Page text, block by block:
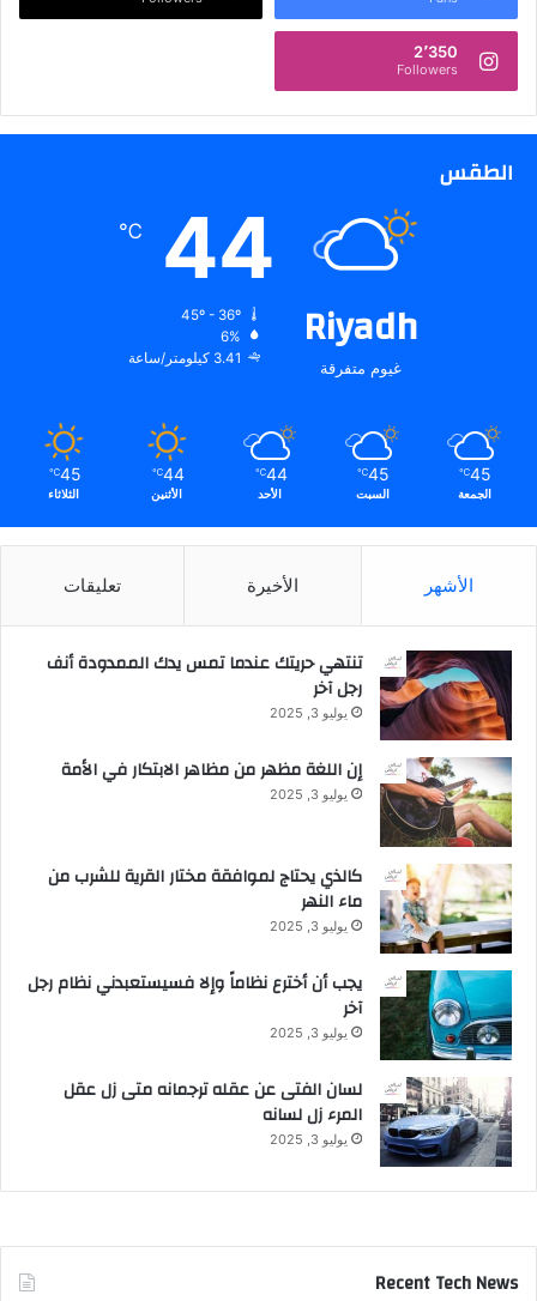
2٬350
Followers
الطقس
Riyadh
غيوم متفرقة
44
℃
6%
3.41 كيلومتر/ساعة
45
℃
الجمعة
45
℃
السبت
44
℃
الأحد
44
℃
الأثنين
45
℃
الثلاثاء
الأشهر الأخيرة تعليقات
تنتهي حريتك عندما تمس يدك الممدودة أنف
رجل آخر
يوليو 3, 2025
إن اللغة مظهر من مظاهر الابتكار في الأمة
يوليو 3, 2025
كالذي يحتاج لموافقة مختار القرية للشرب من
ماء النهر
يوليو 3, 2025
يجب أن أخترع نظاماً وإلا فسيستعبدني نظام رجل
آخر
يوليو 3, 2025
لسان الفتى عن عقله ترجمانه متى زل عقل
المرء زل لسانه
يوليو 3, 2025
Recent Tech News